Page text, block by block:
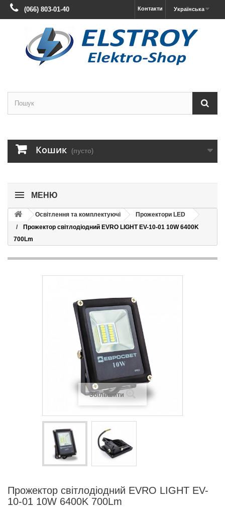
Українська
Контакти
(066) 803-01-40
Кошик (пусто)
МЕНЮ
Освітлення та комплектуючі
Прожектори LED
Прожектор світлодіодний EVRO LIGHT EV-10-01 10W 6400K
700Lm
Збільшити
Прожектор світлодіодний EVRO LIGHT EV-
10-01 10W 6400K 700Lm